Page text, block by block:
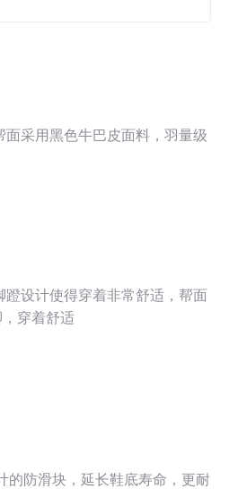
面采用黑色牛巴皮面料，羽量级
设计使得穿着非常舒适，帮面
穿着舒适
的防滑块，延长鞋底寿命，更耐